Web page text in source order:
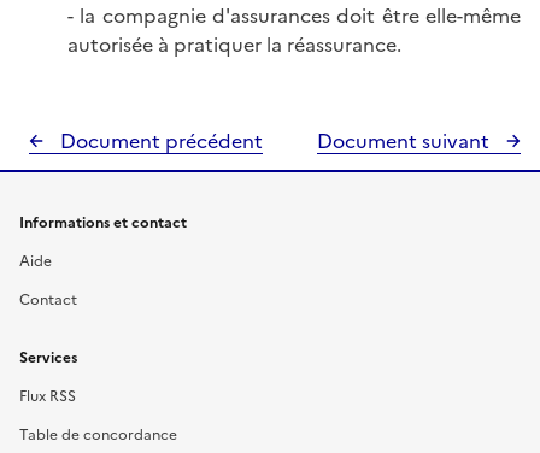
- la compagnie d'assurances doit être elle-même
autorisée à pratiquer la réassurance.
Document précédent Document suivant
Informations et contact
Aide
Contact
Services
Flux RSS
Table de concordance